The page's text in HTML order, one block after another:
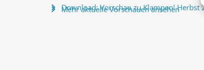
Download: Vorschau zu Klampen! Herbst
Mehr aktuelle Vorschauen ansehen